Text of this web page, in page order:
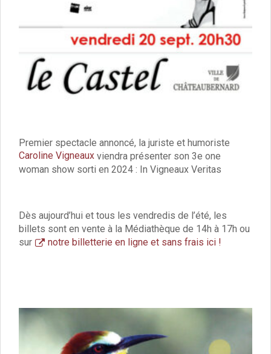
Budget d’Investissement
Conseils municipaux
Règlement du conseil municipal
Délibérations 2025
Délibérations 2024
Délibérations 2020
Délibérations 2019
Délibérations 2018
Délibérations 2015
Délibérations 2014
Délibérations 2013
Agenda réunions publiques
Marchés publics
Premier spectacle annoncé, la juriste et humoriste
Caroline Vigneaux viendra présenter son 3e one
woman show sorti en 2024 : In Vigneaux Veritas
Dès aujourd’hui et tous les vendredis de l’été, les
billets sont en vente à la Médiathèque de 14h à 17h ou
sur
notre billetterie en ligne et sans frais ici !